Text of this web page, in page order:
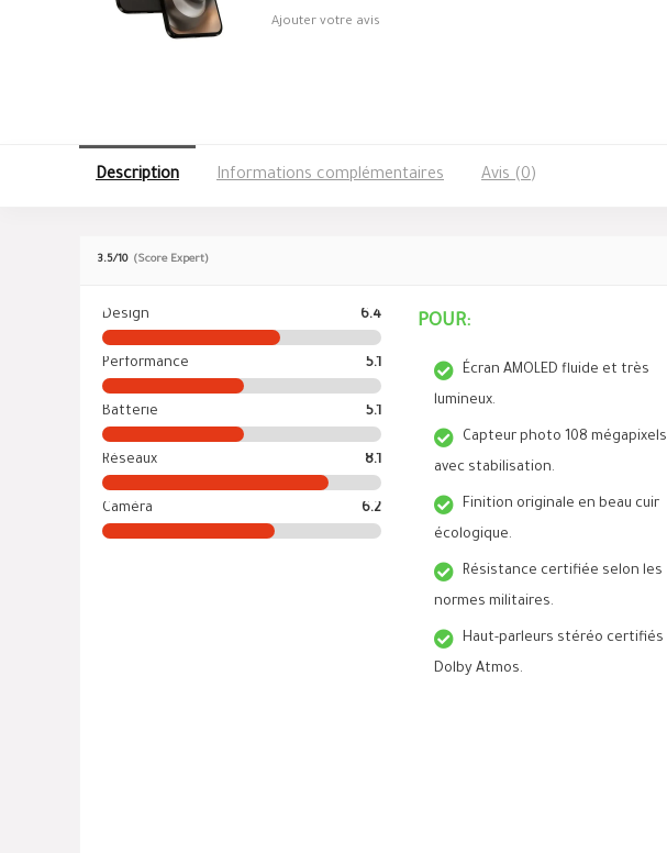
Ajouter votre avis
Description Informations complémentaires Avis (0)
3.5/10 (Score Expert)
Design 6.4
Performance 5.1
Batterie 5.1
Réseaux 8.1
Caméra 6.2
POUR:
Écran AMOLED fluide et très
lumineux.
Capteur photo 108 mégapixels
avec stabilisation.
Finition originale en beau cuir
écologique.
Résistance certifiée selon les
normes militaires.
Haut-parleurs stéréo certifiés
Dolby Atmos.